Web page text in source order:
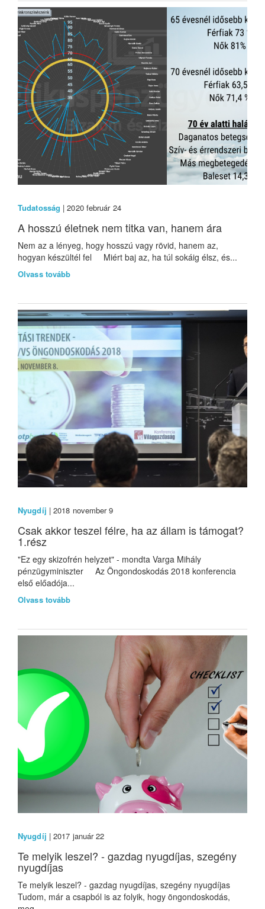
Tudatosság | 2020 február 24
A hosszú életnek nem titka van, hanem ára
Nem az a lényeg, hogy hosszú vagy rövid, hanem az,
hogyan készültél fel Miért baj az, ha túl sokáig élsz, és...
Olvass tovább
Nyugdíj | 2018 november 9
Csak akkor teszel félre, ha az állam is támogat?
1.rész
"Ez egy skizofrén helyzet" - mondta Varga Mihály
pénzügyminiszter Az Öngondoskodás 2018 konferencia
első előadója...
Olvass tovább
Nyugdíj | 2017 január 22
Te melyik leszel? - gazdag nyugdíjas, szegény
nyugdíjas
Te melyik leszel? - gazdag nyugdíjas, szegény nyugdíjas
Tudom, már a csapból is az folyik, hogy öngondoskodás,